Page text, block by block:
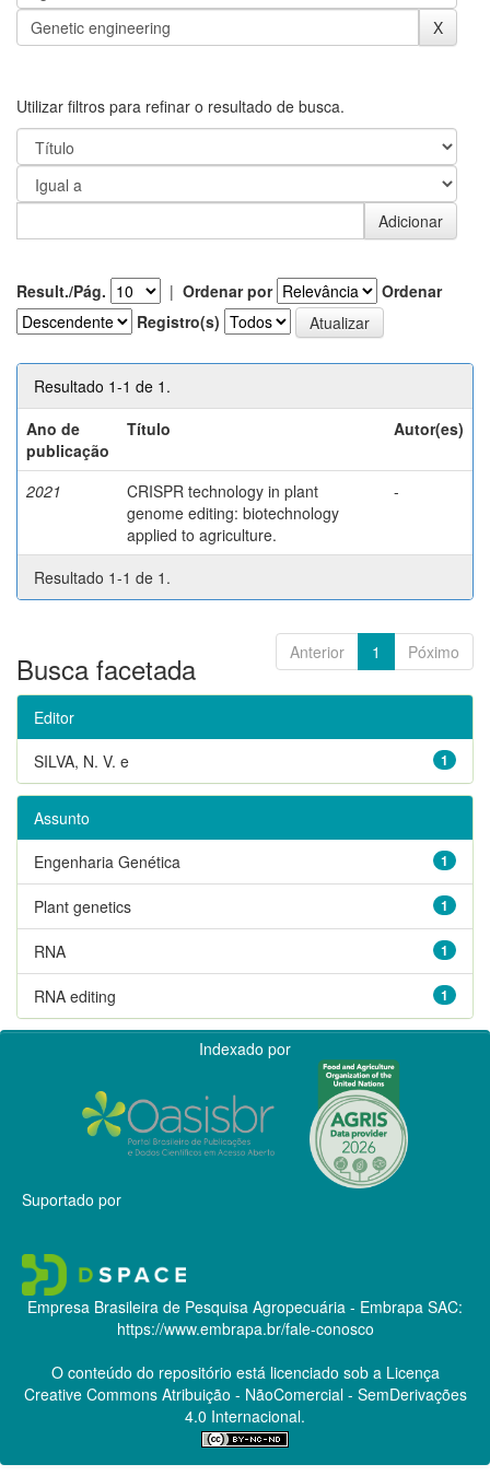
Utilizar filtros para refinar o resultado de busca.
Result./Pág. | Ordenar por
Ordenar
Registro(s)
Resultado 1-1 de 1.
Ano de
publicação
Título Autor(es)
2021
CRISPR technology in plant
genome editing: biotechnology
applied to agriculture.
-
Resultado 1-1 de 1.
Anterior 1 Póximo
Busca facetada
Editor
1
SILVA, N. V. e
Assunto
1
Engenharia Genética
1
Plant genetics
1
RNA
1
RNA editing
Indexado por
Suportado por
Empresa Brasileira de Pesquisa Agropecuária - Embrapa SAC:
https://www.embrapa.br/fale-conosco
O conteúdo do repositório está licenciado sob a Licença
Creative CommonsAtribuição - NãoComercial - SemDerivações
4.0 Internacional.